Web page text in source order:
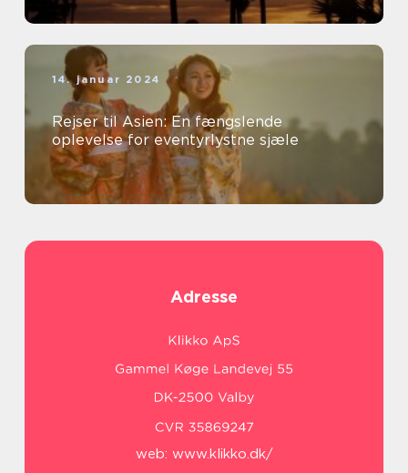
14. januar 2024
Rejser til Asien: En fængslende
oplevelse for eventyrlystne sjæle
Adresse
web: www.klikko.dk/